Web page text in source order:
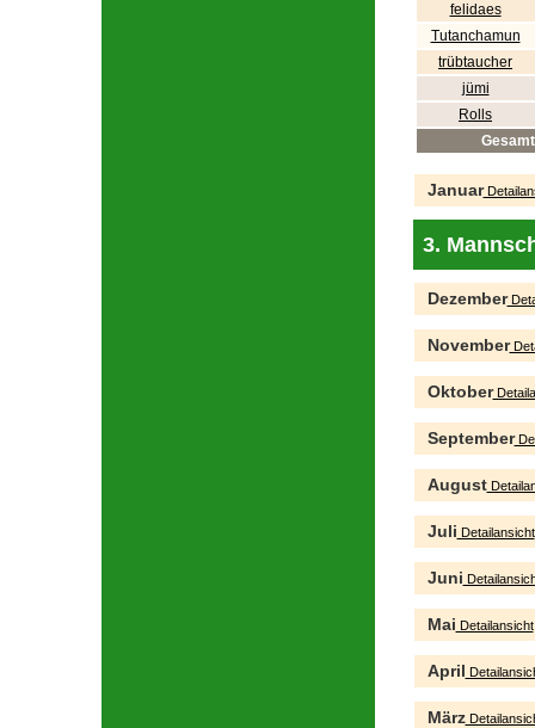
felidaes
Tutanchamun
trübtaucher
jümi
Rolls
Gesamt
Januar
3.
Dezember
November
Oktober
September
August
Juli Detailansicht
Juni
Mai Detailansicht
April
März